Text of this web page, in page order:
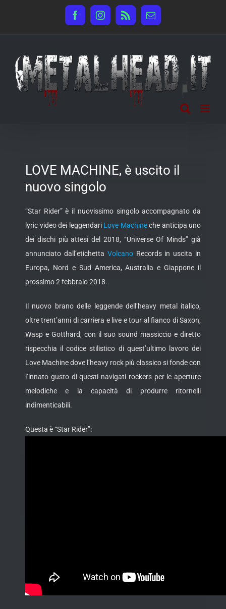
FacebookInstagram
Rss Email
LOVE MACHINE, è uscito il
nuovo singolo
“Star Rider” è il nuovissimo singolo accompagnato da
lyric video dei leggendari Love Machineche anticipa uno
dei dischi più attesi del 2018, “Universe Of Minds” già
annunciato dall’etichetta VolcanoRecords in uscita in
Europa, Nord e Sud America, Australia e Giappone il
prossimo 2 febbraio 2018.
Il nuovo brano delle leggende dell’heavy metal italico,
oltre trent’anni di carriera e live e tour al fianco di Saxon,
Wasp e Gotthard, con il suo sound massiccio e diretto
rispecchia il codice stilistico di quest’ultimo lavoro dei
Love Machine dove l’heavy rock più classico si fonde con
l’innato gusto di questi navigati rockers per le aperture
melodiche e la capacità di produrre ritornelli
indimenticabili.
Questa è “Star Rider”: